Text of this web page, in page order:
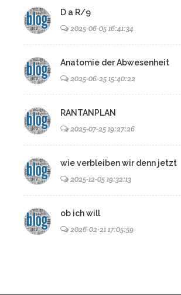
D a R/9
2025-06-05 16:41:34
Anatomie der Abwesenheit
2025-06-25 15:40:22
RANTANPLAN
2025-07-25 19:27:26
wie verbleiben wir denn jetzt
2025-12-05 19:32:13
ob ich will
2026-02-21 17:05:59